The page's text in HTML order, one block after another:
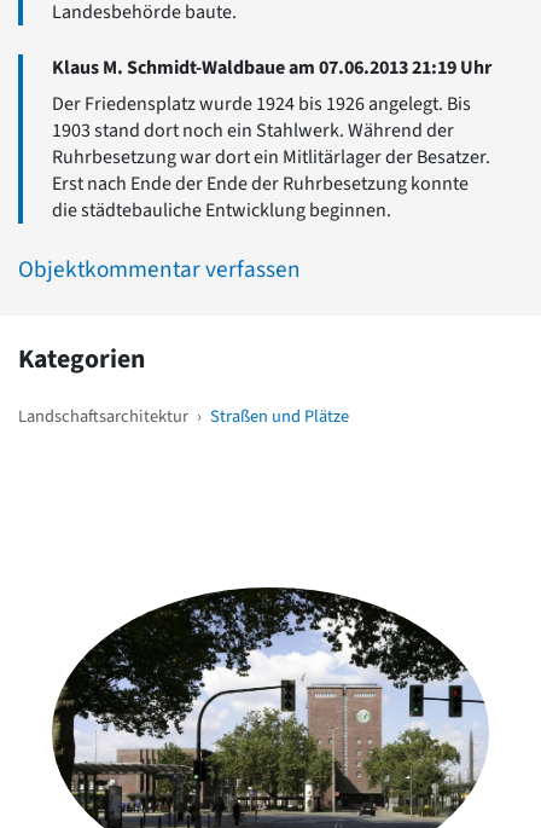
Landesbehörde baute.
Klaus M. Schmidt-Waldbaue am 07.06.2013 21:19 Uhr
Der Friedensplatz wurde 1924 bis 1926 angelegt. Bis
1903 stand dort noch ein Stahlwerk. Während der
Ruhrbesetzung war dort ein Mitlitärlager der Besatzer.
Erst nach Ende der Ende der Ruhrbesetzung konnte
die städtebauliche Entwicklung beginnen.
Objektkommentar verfassen
Kategorien
Landschaftsarchitektur › Straßen und Plätze